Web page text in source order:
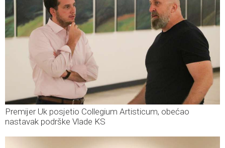
Premijer Uk posjetio Collegium Artisticum, obećao
nastavak podrške Vlade KS